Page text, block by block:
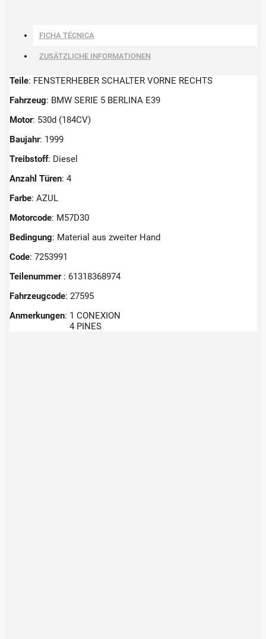
FICHA TÉCNICA
ZUSÄTZLICHE INFORMATIONEN
Teile: FENSTERHEBER SCHALTER VORNE RECHTS
Fahrzeug: BMW SERIE 5 BERLINA E39
Motor: 530d (184CV)
Baujahr: 1999
Treibstoff: Diesel
Anzahl Türen: 4
Farbe: AZUL
Motorcode: M57D30
Bedingung: Material aus zweiter Hand
Code: 7253991
Teilenummer : 61318368974
Fahrzeugcode: 27595
Anmerkungen: 1 CONEXION
4 PINES